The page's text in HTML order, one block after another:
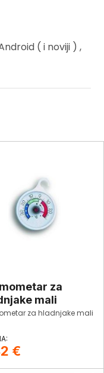
( i noviji ) ,
za
mali
za hladnjake mali
€